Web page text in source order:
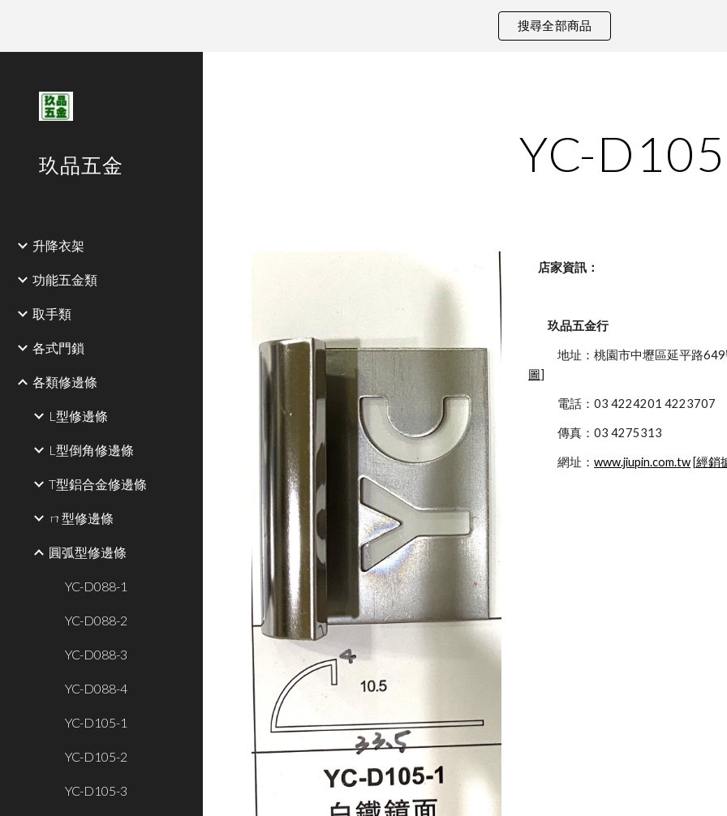
搜尋全部商品
玖品五金
升降衣架
功能五金類
取手類
各式門鎖
各類修邊條
L型修邊條
L型倒角修邊條
T型鋁合金修邊條
ㄇ型修邊條
圓弧型修邊條
YC-D088-1
YC-D088-2
YC-D088-3
YC-D088-4
YC-D105-1
YC-D105-2
YC-D105-3
YC-
    店家資訊：
玖品五金行
地址：桃園市中壢區延平路
圖]
            電話：03 4224201 4223707
            傳真：03 4275313
            網址：
www.jiupin.com.tw [經銷